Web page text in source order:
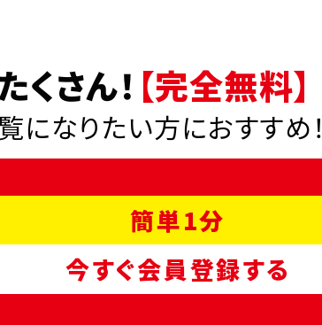
さん！ 【完全無料】
になりたい方におすすめ！
簡単1分
今すぐ会員登録する